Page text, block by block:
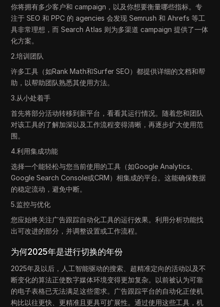
你将拥有多少客户和 campaign，以及你想要衡量哪些指标。专
注于 SEO 和 PPC 的 agencies 会发现 Semrush 和 Ahrefs 等工
具非常理想，而 Search Atlas 则为多渠道 campaign 提供了一体
化方案。
2.培训团队
许多工具（如Rank Math和Surfer SEO）都提供详细的文档和帮
助，以帮助团队熟悉其使用方法。
3.从小处着手
首先将部分活动转移到新平台，看看其运行情况。随着您和团队
对该工具的了解加深以及工作流程变得清晰，再逐步扩大使用范
围。
4.利用集成功能
选择一个能轻松与您当前使用的工具（如Google Analytics、
Google Search Console或CRM）相集成的平台。这能确保数据
的稳定流动，避免中断。
5.监控与优化
您应始终关注广告跟踪自动化工具的运行效果。利用分析功能找
出可改进的部分，并调整设置或工作流程。
为何2025年是进行切换的年份
2025年及以后，人工智能驱动的搜索、超精准定向的活动以及不
断变化的算法正使数字媒体环境变得更加复杂。以前被认为可靠
的电子表格已无法满足这些需求。广告跟踪平台的自动化正使机
构比以往更快、更精准且更具可扩展性。通过使用这些工具，机